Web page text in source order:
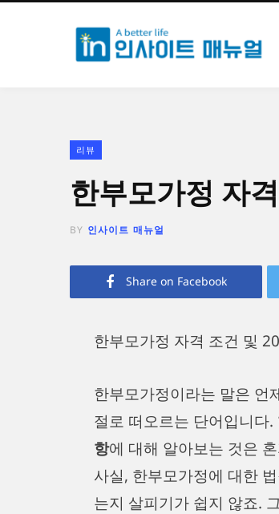
리뷰
한부모가정 자
BY 인사이트 매뉴얼
Share on Facebook
한부모가정 자격 조건 및
한부모가정이라는 말은 언
절로 떠오르는 단어입니다.
항에 대해 알아보는 것은
사실, 한부모가정에 대한
는지 살피기가 쉽지 않죠.